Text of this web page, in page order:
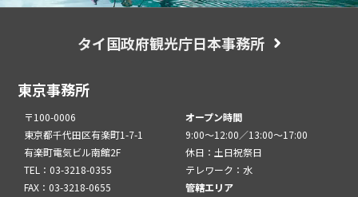
タイ国政府観光庁日本事務所
東京事務所
〒100-0006
東京都千代田区有楽町1-7-1
有楽町電気ビル南館2F
TEL：03-3218-0355
FAX：03-3218-0655
オープン時間
9:00～12:00／13:00～17:00
休日：土日祝祭日
テレワーク：水
管轄エリア